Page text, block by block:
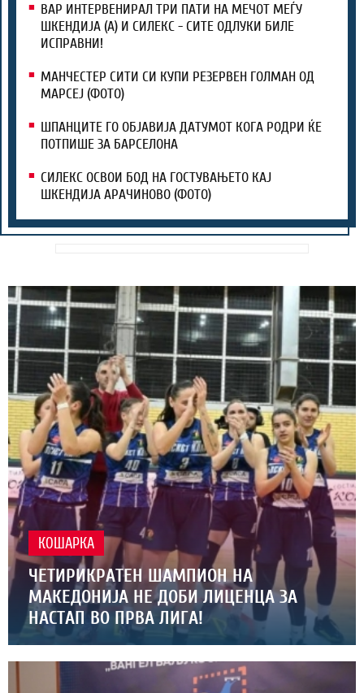
ВАР ИНТЕРВЕНИРАЛ ТРИ ПАТИ НА МЕЧОТ МЕЃУ
ШКЕНДИЈА (А) И СИЛЕКС - СИТЕ ОДЛУКИ БИЛЕ
ИСПРАВНИ!
МАНЧЕСТЕР СИТИ СИ КУПИ РЕЗЕРВЕН ГОЛМАН ОД
МАРСЕЈ (ФОТО)
ШПАНЦИТЕ ГО ОБЈАВИЈА ДАТУМОТ КОГА РОДРИ ЌЕ
ПОТПИШЕ ЗА БАРСЕЛОНА
СИЛЕКС ОСВОИ БОД НА ГОСТУВАЊЕТО КАЈ
ШКЕНДИЈА АРАЧИНОВО (ФОТО)
КОШАРКА
ЧЕТИРИКРАТЕН ШАМПИОН НА
МАКЕДОНИЈА НЕ ДОБИ ЛИЦЕНЦА ЗА
НАСТАП ВО ПРВА ЛИГА!